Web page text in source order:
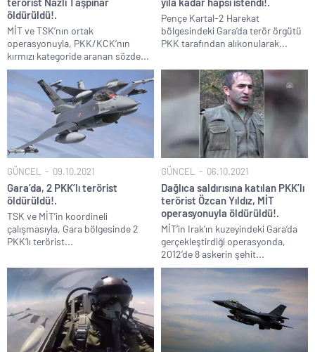
öldürüldü!.
MİT ve TSK’nın ortak
operasyonuyla, PKK/KCK’nın
kırmızı kategoride aranan sözde...
Pençe Kartal-2 Harekat
bölgesindeki Gara’da terör örgütü
PKK tarafından alıkonularak...
GÜNCEL 09.10.2021
Gara’da, 2 PKK’lı terörist
öldürüldü!.
TSK ve MİT’in koordineli
çalışmasıyla, Gara bölgesinde 2
PKK’lı terörist...
GÜNCEL 06.10.2021
Dağlıca saldırısına katılan PKK’lı
terörist Özcan Yıldız, MİT
operasyonuyla öldürüldü!.
MİT’in Irak’ın kuzeyindeki Gara’da
gerçekleştirdiği operasyonda,
2012’de 8 askerin şehit...